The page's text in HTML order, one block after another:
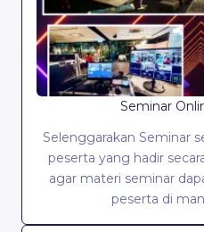
Seminar
Selenggarakan Seminar
peserta yang hadir
agar materi seminar
peserta di